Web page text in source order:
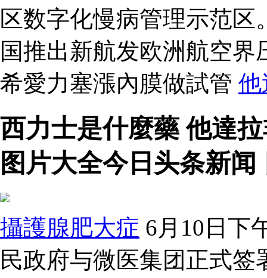
区数字化慢病管理示范区
国推出新航发欧洲航空
希愛力塞漲內膜做試管 他
西力士是什麼藥 他達
图片大全今日头条新闻
攝護腺肥大症 6月10日下
民政府与微医集团正式